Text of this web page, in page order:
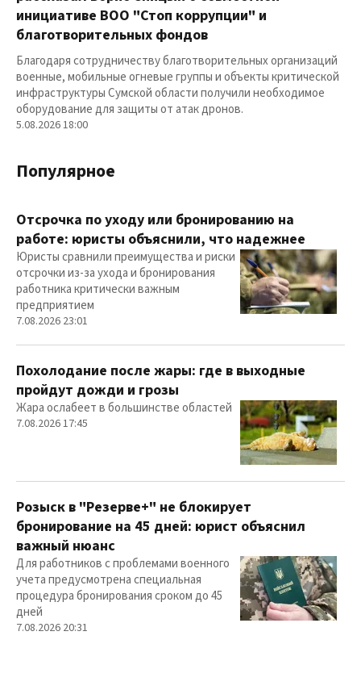
инициативе ВОО "Стоп коррупции" и
благотворительных фондов
Благодаря сотрудничеству благотворительных организаций
военные, мобильные огневые группы и объекты критической
инфраструктуры Сумской области получили необходимое
оборудование для защиты от атак дронов.
5.08.2026 18:00
Популярное
Отсрочка по уходу или бронированию на
работе: юристы объяснили, что надежнее
Юристы сравнили преимущества и риски
отсрочки из-за ухода и бронирования
работника критически важным
предприятием
7.08.2026 23:01
Похолодание после жары: где в выходные
пройдут дожди и грозы
Жара ослабеет в большинстве областей
7.08.2026 17:45
Розыск в "Резерве+" не блокирует
бронирование на 45 дней: юрист объяснил
важный нюанс
Для работников с проблемами военного
учета предусмотрена специальная
процедура бронирования сроком до 45
дней
7.08.2026 20:31